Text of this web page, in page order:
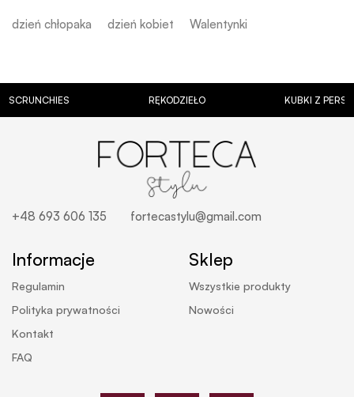
dzień chłopaka dzień kobiet Walentynki
KUBKI Z PERSONALIZACJĄ
+48 693 606 135 fortecastylu@gmail.com
Informacje
Regulamin
Polityka prywatności
Kontakt
FAQ
Sklep
Wszystkie produkty
Nowości